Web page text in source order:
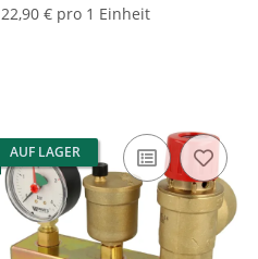
22,90 € pro 1 Einheit
AUF LAGER